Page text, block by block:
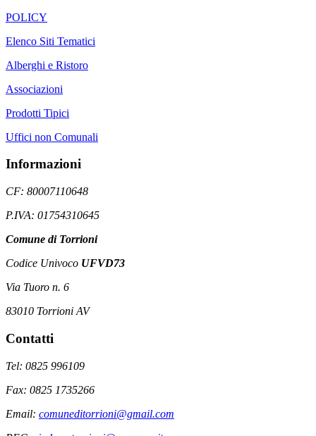
POLICY
Elenco Siti Tematici
Alberghi e Ristoro
Associazioni
Prodotti Tipici
Uffici non Comunali
Informazioni
CF: 80007110648
P.IVA: 01754310645
Comune di Torrioni
Codice Univoco UFVD73
Via Tuoro n. 6
83010 Torrioni AV
Contatti
Tel: 0825 996109
Fax: 0825 1735266
Email: comuneditorrioni@gmail.com